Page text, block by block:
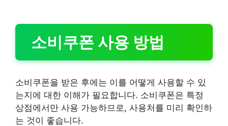
소비쿠폰 사용 방법
소비쿠폰을 받은 후에는 이를 어떻게 사용할 수 있
는지에 대한 이해가 필요합니다. 소비쿠폰은 특정
상점에서만 사용 가능하므로, 사용처를 미리 확인하
는 것이 좋습니다.